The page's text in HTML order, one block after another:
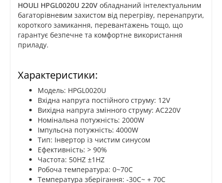
HOULI HPGL0020U 220V обладнаний інтелектуальним
багаторівневим захистом від перегріву, перенапруги,
короткого замикання, перевантажень тощо, що
гарантує безпечне та комфортне використання
приладу.
Характеристики:
Модель: HPGL0020U
Вхідна напруга постійного струму: 12V
Вихідна напруга змінного струму: AC220V
Номінальна потужність: 2000W
Імпульсна потужність: 4000W
Тип: Інвертор із чистим синусом
Ефективність: > 90%
Частота: 50HZ ±1HZ
Робоча температура: 0~70С
Температура зберігання: -30С~ + 70С